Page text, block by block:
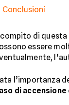
Conclusioni
di questa
essere
l’importanza
di accensione